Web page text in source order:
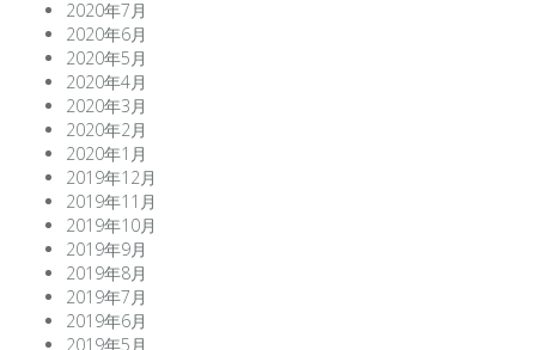
2020年7月
2020年6月
2020年5月
2020年4月
2020年3月
2020年2月
2020年1月
2019年12月
2019年11月
2019年10月
2019年9月
2019年8月
2019年7月
2019年6月
2019年5月